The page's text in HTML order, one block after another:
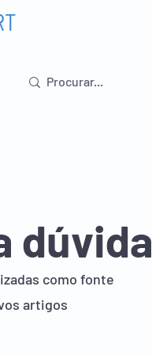
dúvida
como fonte
artigos